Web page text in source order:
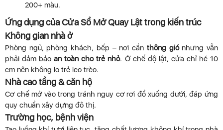
200+ màu.
Ứng dụng của Cửa Sổ Mở Quay Lật trong kiến trúc
Không gian nhà ở
Phòng ngủ, phòng khách, bếp – nơi cần thông giónhưng vẫn
phải đảm bảoan toàn cho trẻ nhỏ. Ở chế độ lật, cửa chỉ hé 10
cm nên không lo trẻ leo trèo.
Nhà cao tầng & căn hộ
Cơ chế mở vào trong tránh nguy cơ rơi đồ xuống dưới, đáp ứng
quy chuẩn xây dựng đô thị.
Trường học, bệnh viện